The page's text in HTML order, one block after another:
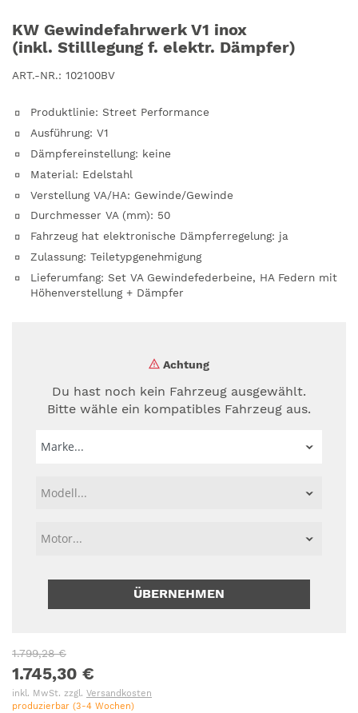
KW Gewindefahrwerk V1 inox
(inkl. Stilllegung f. elektr. Dämpfer)
ART.-NR.: 102100BV
Produktlinie: Street Performance
Ausführung:V1
Dämpfereinstellung: keine
Material: Edelstahl
Verstellung VA/HA: Gewinde/Gewinde
Durchmesser VA (mm): 50
Fahrzeug hat elektronische Dämpferregelung: ja
Zulassung:Teiletypgenehmigung
Lieferumfang: Set VA Gewindefederbeine, HA Federn mit
Höhenverstellung + Dämpfer
Achtung
Du hast noch kein Fahrzeug ausgewählt.
Bitte wähle ein kompatibles Fahrzeug aus.
ÜBERNEHMEN
1.799,28 €
1.745,30 €
inkl. MwSt. zzgl. Versandkosten
produzierbar (3-4 Wochen)